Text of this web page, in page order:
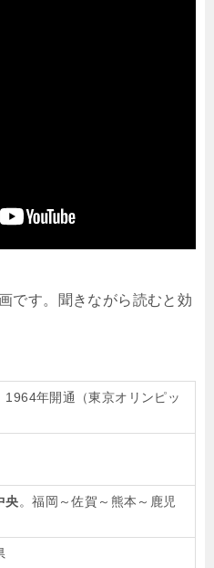
です。聞きながら読むと効
1964年開通（東京オリンピッ
央。福岡～佐賀～熊本～鹿児